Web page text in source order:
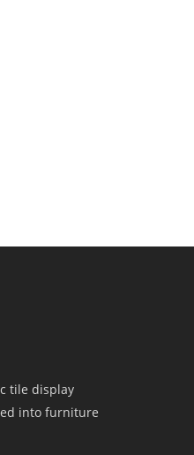
tile display
into furniture